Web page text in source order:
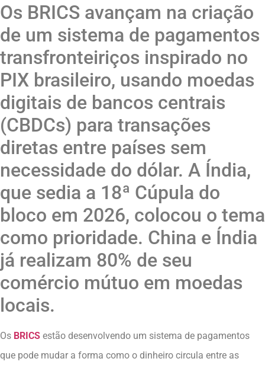
Os BRICS avançam na criação
de um sistema de pagamentos
transfronteiriços inspirado no
PIX brasileiro, usando moedas
digitais de bancos centrais
(CBDCs) para transações
diretas entre países sem
necessidade do dólar. A Índia,
que sedia a 18ª Cúpula do
bloco em 2026, colocou o tema
como prioridade. China e Índia
já realizam 80% de seu
comércio mútuo em moedas
locais.
Os BRICS estão desenvolvendo um sistema de pagamentos
que pode mudar a forma como o dinheiro circula entre as